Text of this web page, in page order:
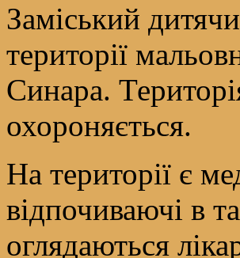
Заміський
території
Синара.
охороняється.
На території є
відпочиваючі в
оглядаються